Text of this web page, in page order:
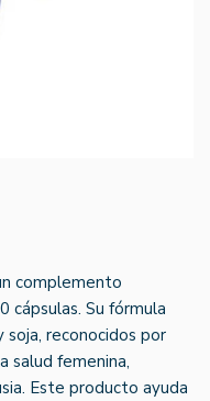
complemento
Su fórmula
reconocidos por
salud femenina,
Este producto ayuda